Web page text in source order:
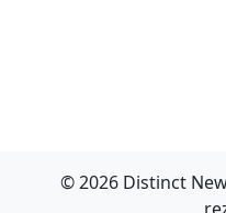
© 2026 Distinct